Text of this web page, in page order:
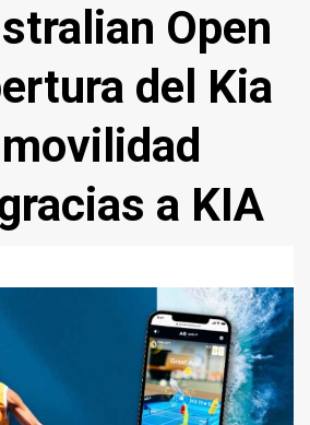
Open
del Kia
a KIA